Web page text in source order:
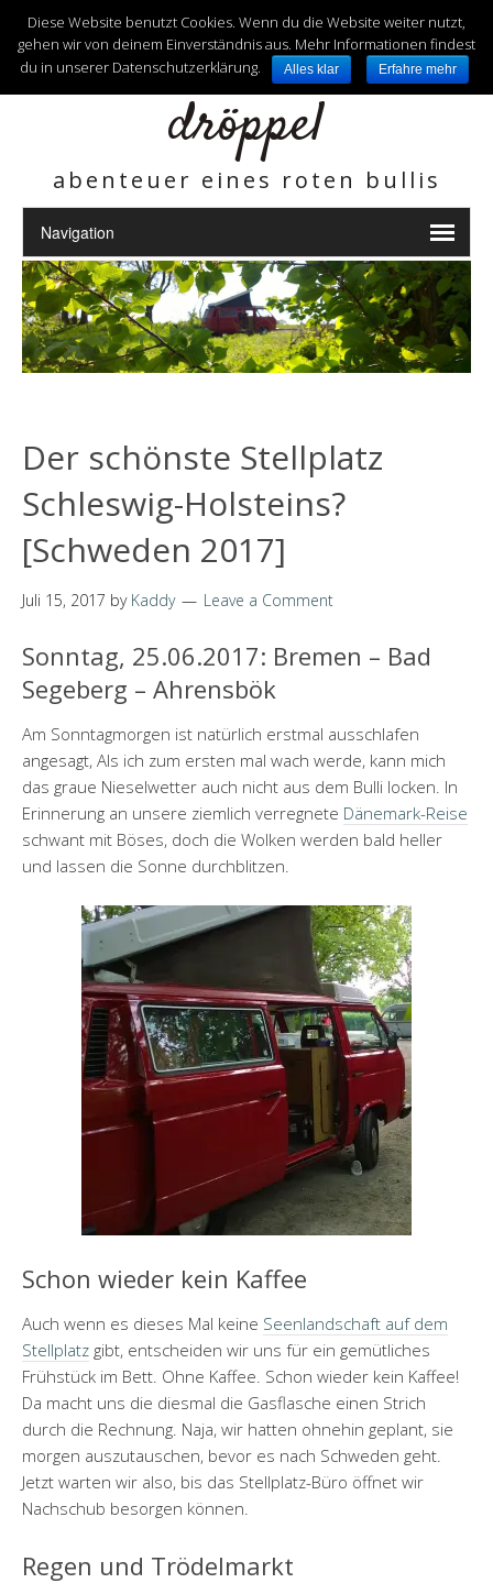
unterwegs mit
dröppel
abenteuer eines roten bullis
Der schönste Stellplatz
Schleswig-Holsteins?
[Schweden 2017]
Juli 15, 2017 by Kaddy Leave a Comment
Sonntag, 25.06.2017: Bremen – Bad
Segeberg – Ahrensbök
Am Sonntagmorgen ist natürlich erstmal ausschlafen
angesagt, Als ich zum ersten mal wach werde, kann mich
das graue Nieselwetter auch nicht aus dem Bulli locken. In
Erinnerung an unsere ziemlich verregnete Dänemark-Reise
schwant mit Böses, doch die Wolken werden bald heller
und lassen die Sonne durchblitzen.
Schon wieder kein Kaffee
Auch wenn es dieses Mal keine Seenlandschaft auf dem
Stellplatz gibt, entscheiden wir uns für ein gemütliches
Frühstück im Bett. Ohne Kaffee. Schon wieder kein Kaffee!
Da macht uns die diesmal die Gasflasche einen Strich
durch die Rechnung. Naja, wir hatten ohnehin geplant, sie
morgen auszutauschen, bevor es nach Schweden geht.
Jetzt warten wir also, bis das Stellplatz-Büro öffnet wir
Nachschub besorgen können.
Regen und Trödelmarkt
Diese Website benutzt Cookies. Wenn du die Website weiter nutzt,
gehen wir von deinem Einverständnis aus. Mehr Informationen findest
du in unserer Datenschutzerklärung.
Alles klar Erfahre mehr